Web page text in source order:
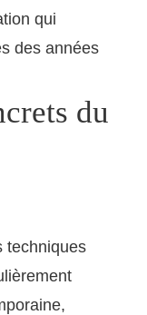
qui
des années
du
techniques